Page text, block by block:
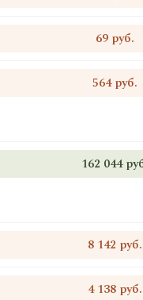
69 руб.
564 руб.
162 044
8 142 руб.
4 138 руб.